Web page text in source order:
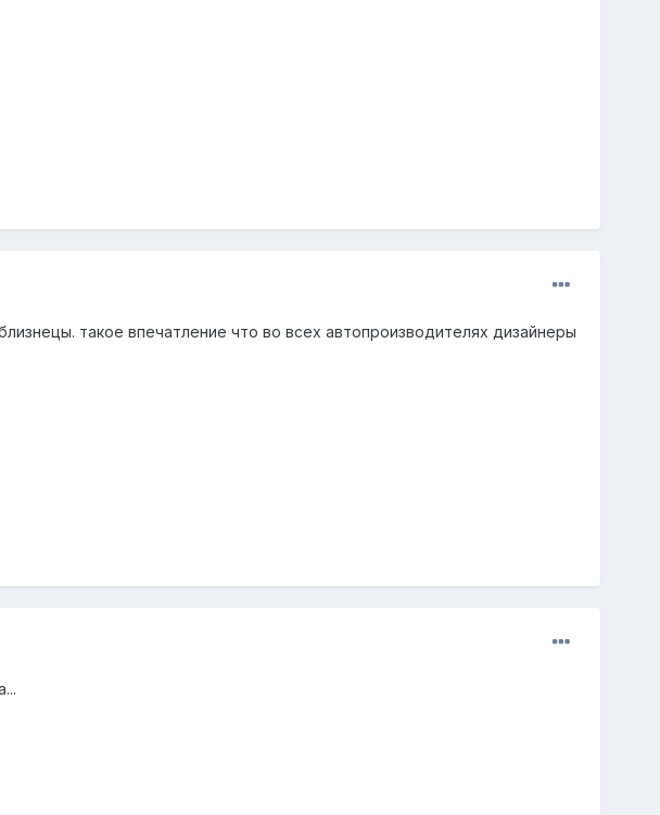
такое впечатление что во всех автопроизводителях дизайнеры